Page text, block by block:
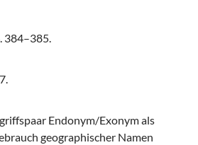
384–385.
Endonym/Exonym als
geographischer Namen